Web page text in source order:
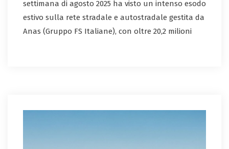
settimana di agosto 2025 ha visto un intenso esodo
estivo sulla rete stradale e autostradale gestita da
Anas (Gruppo FS Italiane), con oltre 20,2 milioni